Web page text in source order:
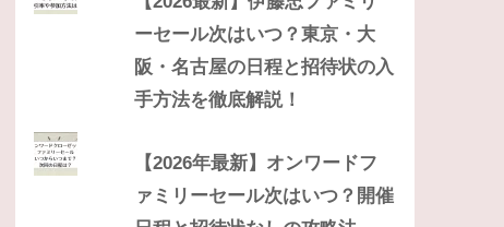
ーセール次はいつ？東京・大
阪・名古屋の日程と招待状の入
手方法を徹底解説！
【2026年最新】オンワードフ
ァミリーセール次はいつ？開催